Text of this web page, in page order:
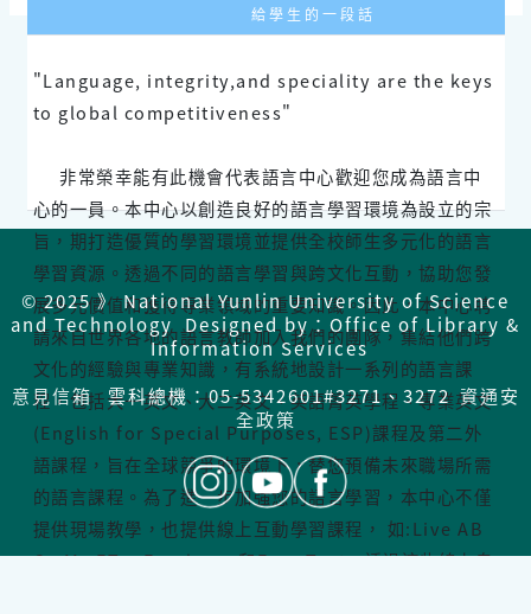
給 學 生 的 一 段 話
"Language, integrity,and speciality are the keys
to global competitiveness"
非常榮幸能有此機會代表語言中心歡迎您成為語言中
心的一員。本中心以創造良好的語言學習環境為設立的宗
旨，期打造優質的學習環境並提供全校師生多元化的語言
學習資源。透過不同的語言學習與跨文化互動，協助您發
展多元價值和獲得專業領域的重要知識。因此，本中心聘
請來自世界各地的語言教師加入我們的團隊，集結他們跨
文化的經驗與專業知識，有系統地設計一系列的語言課
程，包括大一英文、大二英文、英語菁英學程、專業英文
(English for Special Purposes, ESP)課程及第二外
語課程，旨在全球競爭的環境下，替您預備未來職場所需
的語言課程。為了進一步加強您的語言學習，本中心不僅
提供現場教學，也提供線上互動學習課程， 如:Live AB
C、My ET、Funday、 和Easy Test，透過這些線上自
© 2025 》 National Yunlin University of Science
and Technology Designed by：Office of Library &
Information Services
意見信箱雲科總機：05-5342601#3271、3272 資通安
全政策